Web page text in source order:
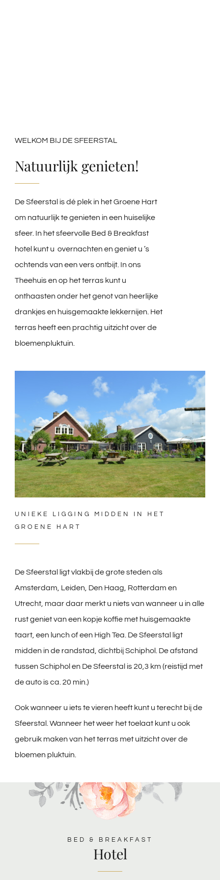
WELKOM BIJ DE SFEERSTAL
Natuurlijk genieten!
De Sfeerstal is dé plek in het Groene Hart
om natuurlijk te genieten in een huiselijke
sfeer. In het sfeervolle Bed & Breakfast
hotel kunt u overnachten en geniet u ’s
ochtends van een vers ontbijt. In ons
Theehuis en op het terras kunt u
onthaasten onder het genot van heerlijke
drankjes en huisgemaakte lekkernijen. Het
terras heeft een prachtig uitzicht over de
bloemenpluktuin.
UNIEKE LIGGING MIDDEN IN HET
GROENE HART
De Sfeerstal ligt vlakbij de grote steden als
Amsterdam, Leiden, Den Haag, Rotterdam en
Utrecht, maar daar merkt u niets van wanneer u in alle
rust geniet van een kopje koffie met huisgemaakte
taart, een lunch of een High Tea. De Sfeerstal ligt
midden in de randstad, dichtbij Schiphol. De afstand
tussen Schiphol en De Sfeerstal is 20,3 km (reistijd met
de auto is ca. 20 min.)
Ook wanneer u iets te vieren heeft kunt u terecht bij de
Sfeerstal. Wanneer het weer het toelaat kunt u ook
gebruik maken van het terras met uitzicht over de
bloemen pluktuin.
BED & BREAKFAST
Hotel